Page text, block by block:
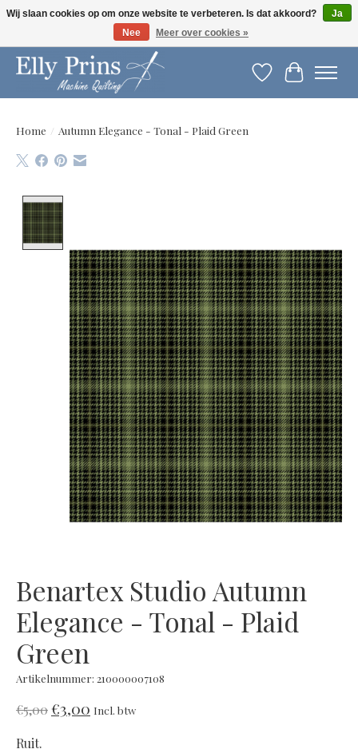
Let op: gewijzigde openingstijden!
Verlanglijst
Home / Autumn Elegance - Tonal - Plaid Green
Benartex Studio Autumn
Elegance - Tonal - Plaid
Green
Artikelnummer: 210000007108
€5,00€3,00 Incl. btw
Ruit.
Wij slaan cookies op om onze website te verbeteren. Is dat akkoord?
Ja
Nee
Meer over cookies »